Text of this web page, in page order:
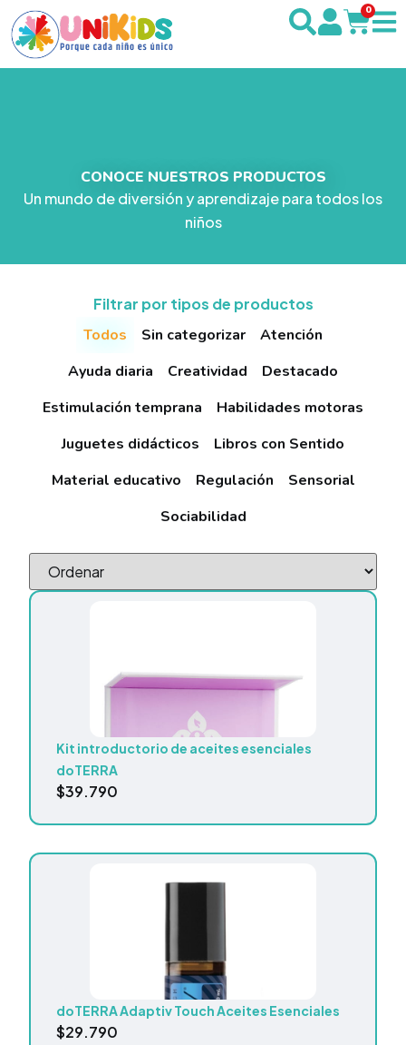
0
CONOCE NUESTROS PRODUCTOS
Un mundo de diversión y aprendizaje para todos los
niños
Filtrar por tipos de productos
Sin categorizar
Atención
Ayuda diaria
Creatividad
Destacado
Estimulación temprana
Habilidades motoras
Juguetes didácticos
Libros con Sentido
Material educativo
Regulación
Sensorial
Sociabilidad
Todos
Kit introductorio de aceites esenciales
doTERRA
$39.790
doTERRA Adaptiv Touch Aceites Esenciales
$29.790